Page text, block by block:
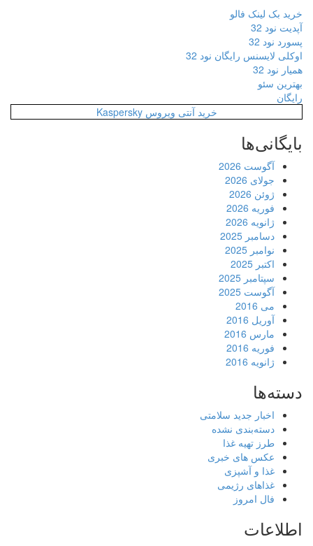
خرید بک لینک فالو
آپدیت نود 32
پسورد نود 32
اوکلی لایسنس رایگان نود 32
همیار نود 32
بهترین سئو
رایگان
خرید آنتی ویروس Kaspersky
بایگانی‌ها
آگوست 2026
جولای 2026
ژوئن 2026
فوریه 2026
ژانویه 2026
دسامبر 2025
نوامبر 2025
اکتبر 2025
سپتامبر 2025
آگوست 2025
می 2016
آوریل 2016
مارس 2016
فوریه 2016
ژانویه 2016
دسته‌ها
اخبار جدید سلامتی
دسته‌بندی نشده
طرز تهیه غذا
عکس های خبری
غذا و آشپزی
غذاهای رژیمی
فال امروز
اطلاعات